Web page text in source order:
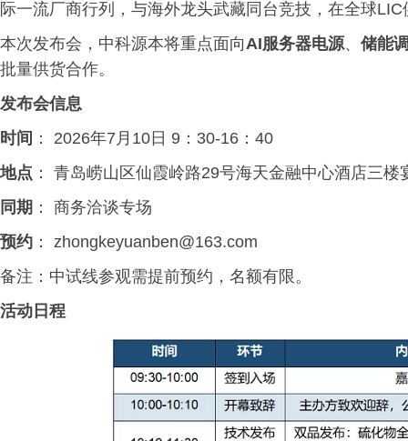
际一流厂商行列，与海外龙头武藏同台竞技，在全球
本次发布会，中科源本将重点面向AI服务器电源、 储能
批量供货合作。
发布会信息
时间 ： 2026年7月10日 9：30-16：40
地点 ： 青岛崂山区仙霞岭路29号海天金融中心酒店三楼
同期 ： 商务洽谈专场
预约 ： zhongkeyuanben@163.com
备注：中试线参观需提前预约，名额有限。
活动日程